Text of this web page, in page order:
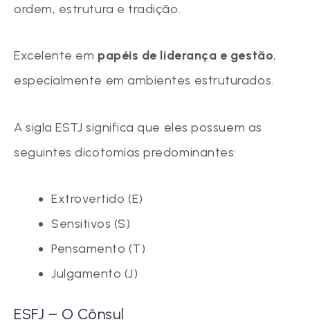
ordem, estrutura e tradição.
Excelente em papéis de liderança e gestão,
especialmente em ambientes estruturados.
A sigla ESTJ significa que eles possuem as
seguintes dicotomias predominantes:
Extrovertido (E)
Sensitivos (S)
Pensamento (T)
Julgamento (J)
ESFJ – O Cônsul